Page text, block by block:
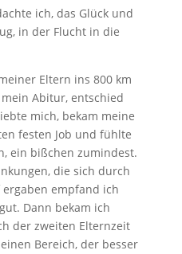
ich, das Glück und
in der Flucht in die
Eltern ins 800 km
Abitur, entschied
mich, bekam meine
festen Job und fühlte
ein bißchen zumindest.
die sich durch
empfand ich
Dann bekam ich
der zweiten Elternzeit
Bereich, der besser